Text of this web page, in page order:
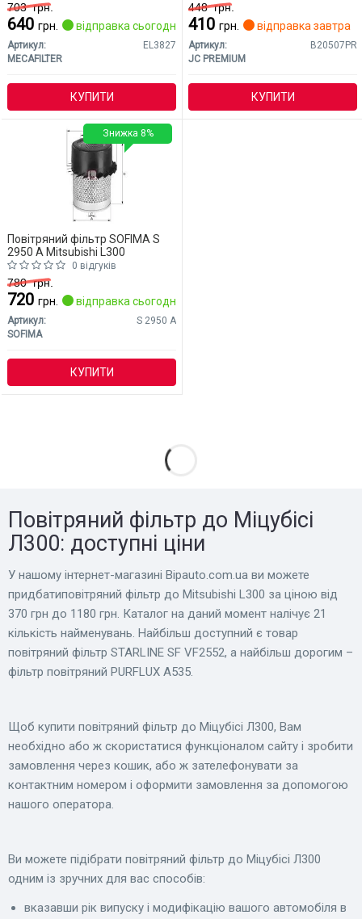
703грн.
640 грн. відправка сьогодні
Артикул:
EL3827
MECAFILTER
КУПИТИ
448грн.
410 грн. відправка завтра
Артикул:
B20507PR
JC PREMIUM
КУПИТИ
Повітряний фільтр SOFIMA S
2950 A Mitsubishi L300
0 відгуків
780грн.
720 грн. відправка сьогодні
Артикул:
S 2950 A
SOFIMA
КУПИТИ
Знижка 8%
Повітряний фільтр до Міцубісі
Л300: доступні ціни
У нашому інтернет-магазині Bіpauto.com.ua ви можете
придбатиповітряний фільтр до Mitsubishi L300 за ціною від
370 грн до 1180 грн. Каталог на даний момент налічує 21
кількість найменувань. Найбільш доступний є товар
повітряний фільтр STARLINE SF VF2552, а найбільш дорогим –
фільтр повітряний PURFLUX A535.
Щоб купити повітряний фільтр до Міцубісі Л300, Вам
необхідно або ж скористатися функціоналом сайту і зробити
замовлення через кошик, або ж зателефонувати за
контактним номером і оформити замовлення за допомогою
нашого оператора.
Ви можете підібрати повітряний фільтр до Міцубісі Л300
одним із зручних для вас способів:
вказавши рік випуску і модифікацію вашого автомобіля в